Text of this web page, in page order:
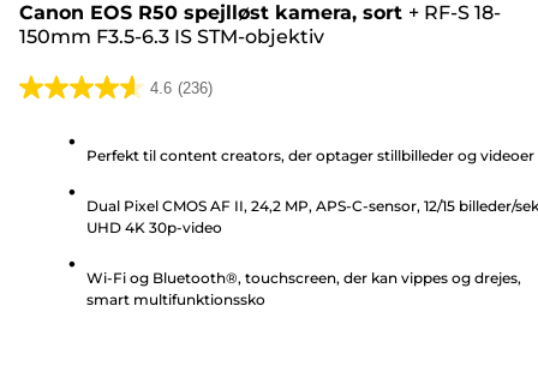
Canon EOS R50 spejlløst kamera, sort + RF-S 18-
150mm F3.5-6.3 IS STM-objektiv
4.6 (236)
4.6
stjerner.
anmeldelser
Perfekt til content creators, der optager stillbilleder og videoer
Dual Pixel CMOS AF II, 24,2 MP, APS-C-sensor, 12/15 billeder/
UHD 4K 30p-video
Wi-Fi og Bluetooth®, touchscreen, der kan vippes og drejes,
smart multifunktionssko